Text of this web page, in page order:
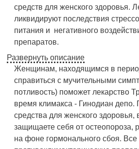
средств для женского здоровья.
ликвидируют последствия
питания и негативного
препаратов.
Развернуть описание
Женщинам, находящимся в
справиться с мучительными
потливость) поможет лекарство
время климакса - Гинодиан депо.
средства для женского здоровья,
защищаете себя от остеопороза,
на фоне гормонального сбоя. Все